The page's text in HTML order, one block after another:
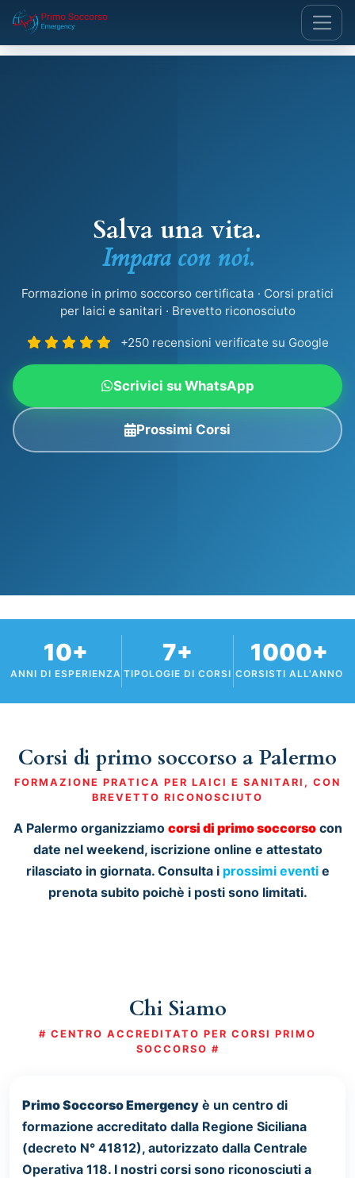
Salva una vita.
Impara con noi.
Formazione in primo soccorso certificata · Corsi pratici
per laici e sanitari · Brevetto riconosciuto
+250 recensioni verificate su Google
Scrivici su WhatsApp
Prossimi Corsi
10+
ANNI DI ESPERIENZA
7+
TIPOLOGIE DI CORSI
1000+
CORSISTI ALL'ANNO
Corsi di primo soccorso a Palermo
FORMAZIONE PRATICA PER LAICI E SANITARI, CON
BREVETTO RICONOSCIUTO
A Palermo organizziamo corsi di primo soccorsocon
date nel weekend, iscrizione online e attestato
rilasciato in giornata. Consulta i prossimi eventie
prenota subito poichè i posti sono limitati.
Chi Siamo
# CENTRO ACCREDITATO PER CORSI PRIMO
SOCCORSO #
Primo Soccorso Emergency è un centro di
formazione accreditato dalla Regione Siciliana
(decreto N° 41812), autorizzato dalla Centrale
Operativa 118. I nostri corsi sono riconosciuti a